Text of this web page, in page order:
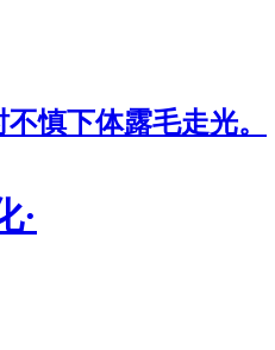
慎下体露毛走光。
·